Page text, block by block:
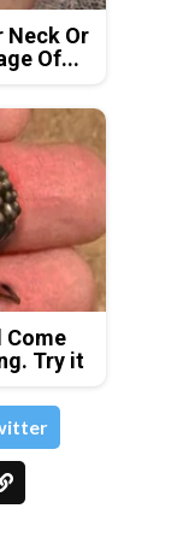
Neck Or
Of...
Come
Try it